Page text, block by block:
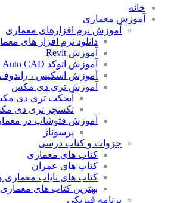
خانه
آموزش معماری
آموزش نرم افزارهای معماری
دانلود نرم افزار های
آموزش Revit
آموزش اتوکد Auto CAD
آموزش اسکیس ،
آموزش تری دی مکس
آبجکت تری دی
تکسچر تری دی
آموزش فتوشاپ در
پرسوناژ
جزوات و کتاب درسی
کتاب های معماری
کتاب های عمران
کتاب های نایاب معماری
بهترین کتاب های
برنامه فیزیکی